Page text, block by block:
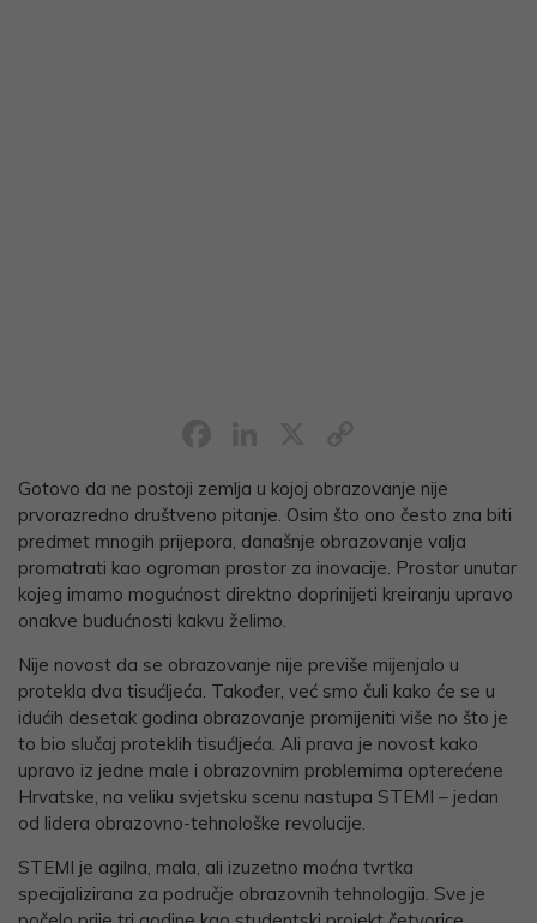
Link
Gotovo da ne postoji zemlja u kojoj obrazovanje nije
prvorazredno društveno pitanje. Osim što ono često zna biti
predmet mnogih prijepora, današnje obrazovanje valja
promatrati kao ogroman prostor za inovacije. Prostor unutar
kojeg imamo mogućnost direktno doprinijeti kreiranju upravo
onakve budućnosti kakvu želimo.
Nije novost da se obrazovanje nije previše mijenjalo u
protekla dva tisućljeća. Također, već smo čuli kako će se u
idućih desetak godina obrazovanje promijeniti više no što je
to bio slučaj proteklih tisućljeća. Ali prava je novost kako
upravo iz jedne male i obrazovnim problemima opterećene
Hrvatske, na veliku svjetsku scenu nastupa STEMI – jedan
od lidera obrazovno-tehnološke revolucije.
STEMI je agilna, mala, ali izuzetno moćna tvrtka
specijalizirana za područje obrazovnih tehnologija. Sve je